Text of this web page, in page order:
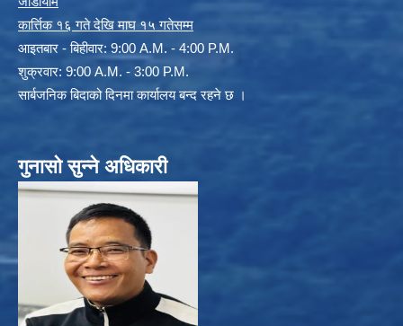
कार्त्तिक १६ गते देखि माघ १५ गतेसम्म
आइतबार - बिहीवार: 9:00 A.M. - 4:00 P.M.
शुक्रवार: 9:00 A.M. - 3:00 P.M.
सार्बजनिक बिदाको दिनमा कार्यालय बन्द रहने छ ।
गुनासो सुन्ने अधिकारी